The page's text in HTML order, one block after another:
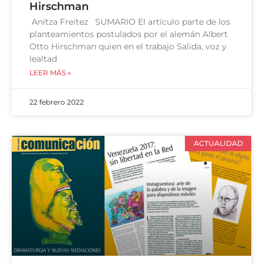
Hirschman
Anitza Freitez SUMARIO El artículo parte de los
planteamientos postulados por el alemán Albert
Otto Hirschman quien en el trabajo Salida, voz y
lealtad
LEER MÁS »
22 febrero 2022
ACTUALIDAD